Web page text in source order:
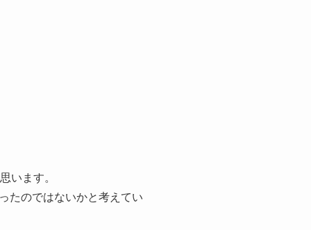
います。
たのではないかと考えてい